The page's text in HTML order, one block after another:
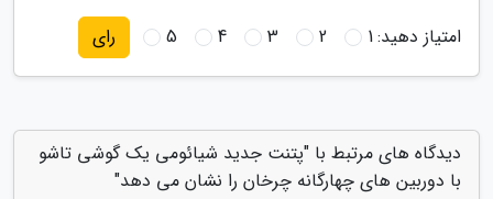
امتیاز دهید:1
2
3
4
5 رای
دیدگاه های مرتبط با "پتنت جدید شیائومی یک گوشی تاشو
با دوربین های چهارگانه چرخان را نشان می دهد"